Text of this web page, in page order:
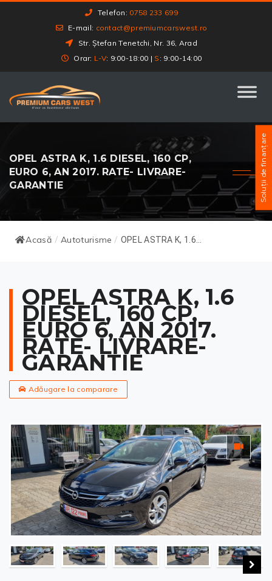
Telefon: 0758 233 699
E-mail: contact@premiumcarswest.ro
Str. Ștefan Tenetchi, Nr. 36, Arad
Orar: L-V: 9:00-18:00 | S : 9:00-14:00
OPEL ASTRA K, 1.6 DIESEL, 160 CP,
EURO 6, AN 2017. RATE- LIVRARE-
GARANTIE
Acasă / Autoturisme / OPEL ASTRA K, 1.6...
OPEL ASTRA K, 1.6
DIESEL, 160 CP,
EURO 6, AN 2017.
RATE- LIVRARE-
GARANTIE
Adăugare la comparare
Soluții de finanțare